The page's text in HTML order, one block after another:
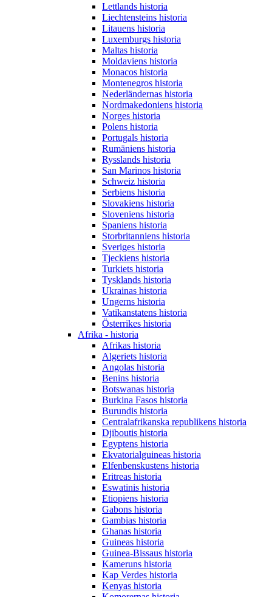
Lettlands historia
Liechtensteins historia
Litauens historia
Luxemburgs historia
Maltas historia
Moldaviens historia
Monacos historia
Montenegros historia
Nederländernas historia
Nordmakedoniens historia
Norges historia
Polens historia
Portugals historia
Rumäniens historia
Rysslands historia
San Marinos historia
Schweiz historia
Serbiens historia
Slovakiens historia
Sloveniens historia
Spaniens historia
Storbritanniens historia
Sveriges historia
Tjeckiens historia
Turkiets historia
Tysklands historia
Ukrainas historia
Ungerns historia
Vatikanstatens historia
Österrikes historia
Afrika - historia
Afrikas historia
Algeriets historia
Angolas historia
Benins historia
Botswanas historia
Burkina Fasos historia
Burundis historia
Centralafrikanska republikens historia
Djiboutis historia
Egyptens historia
Ekvatorialguineas historia
Elfenbenskustens historia
Eritreas historia
Eswatinis historia
Etiopiens historia
Gabons historia
Gambias historia
Ghanas historia
Guineas historia
Guinea-Bissaus historia
Kameruns historia
Kap Verdes historia
Kenyas historia